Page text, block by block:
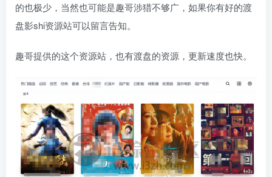
的也极少，当然也可能是趣哥涉猎不够广，如果你有好的渡
盘影shi资源站可以留言告知。
趣哥提供的这个资源站，也有渡盘的资源，更新速度也快。